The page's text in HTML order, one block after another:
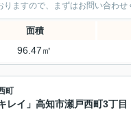
ますので、まずはお問い合わ
面積
96.47㎡
町
キレイ」高知市瀬戸西町3丁